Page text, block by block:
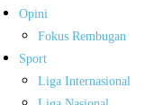
Opini
Fokus Rembugan
Sport
Liga Internasional